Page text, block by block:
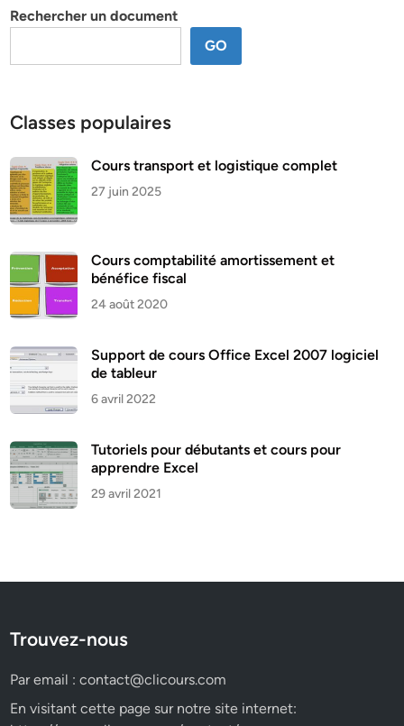
Rechercher un document
GO
Classes populaires
Cours transport et logistique complet
27 juin 2025
Cours comptabilité amortissement et
bénéfice fiscal
24 août 2020
Support de cours Office Excel 2007 logiciel
de tableur
6 avril 2022
Tutoriels pour débutants et cours pour
apprendre Excel
29 avril 2021
Trouvez-nous
Par email :contact@clicours.com
En visitant cette page sur notre site internet: